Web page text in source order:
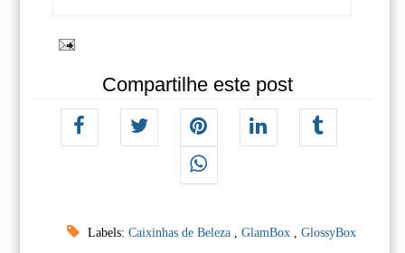
Compartilhe este post
Labels: Caixinhas de Beleza GlamBox GlossyBox